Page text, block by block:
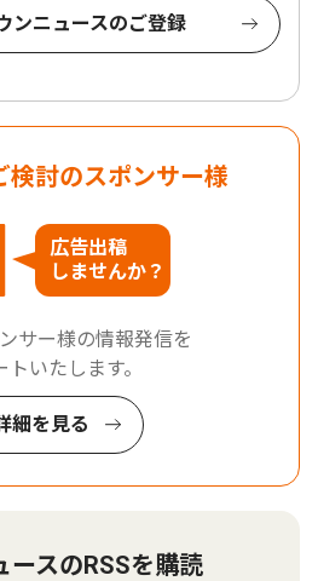
ンニュースのご登録
検討のスポンサー様
広告出稿
しませんか？
サー様の情報発信を
トいたします。
細を見る
ースのRSSを購読